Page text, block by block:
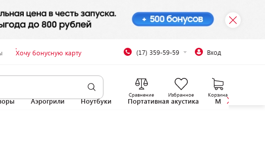
Хочу бонусную карту (17) 359-59-59 Вход
Сравнение Избранное Корзина
Аэрогрили Ноутбуки Портативная акустика